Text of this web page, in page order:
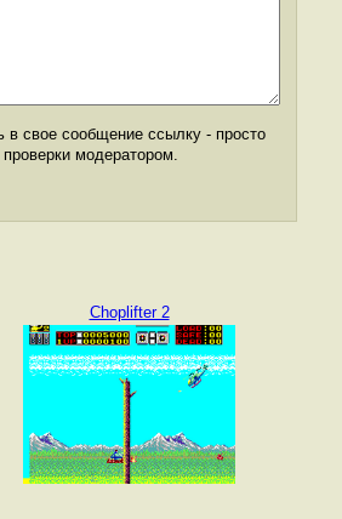
в свое сообщение ссылку - просто
модератором.
Choplifter 2